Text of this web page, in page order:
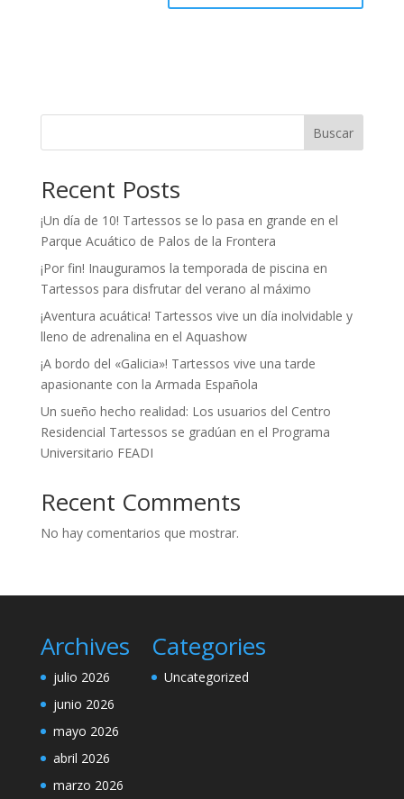
Buscar
Recent Posts
¡Un día de 10! Tartessos se lo pasa en grande en el
Parque Acuático de Palos de la Frontera
¡Por fin! Inauguramos la temporada de piscina en
Tartessos para disfrutar del verano al máximo
¡Aventura acuática! Tartessos vive un día inolvidable y
lleno de adrenalina en el Aquashow
¡A bordo del «Galicia»! Tartessos vive una tarde
apasionante con la Armada Española
Un sueño hecho realidad: Los usuarios del Centro
Residencial Tartessos se gradúan en el Programa
Universitario FEADI
Recent Comments
No hay comentarios que mostrar.
Archives
julio 2026
junio 2026
mayo 2026
abril 2026
marzo 2026
Categories
Uncategorized